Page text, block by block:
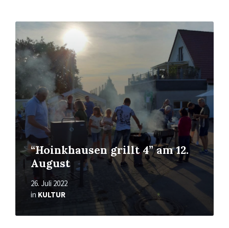
“Hoinkhausen grillt 4” am 12.
August
26. Juli 2022
in KULTUR
Read
More